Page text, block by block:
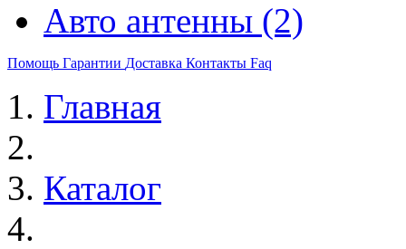
Авто антенны (2)
Помощь Гарантии Доставка Контакты Faq
Главная
Каталог